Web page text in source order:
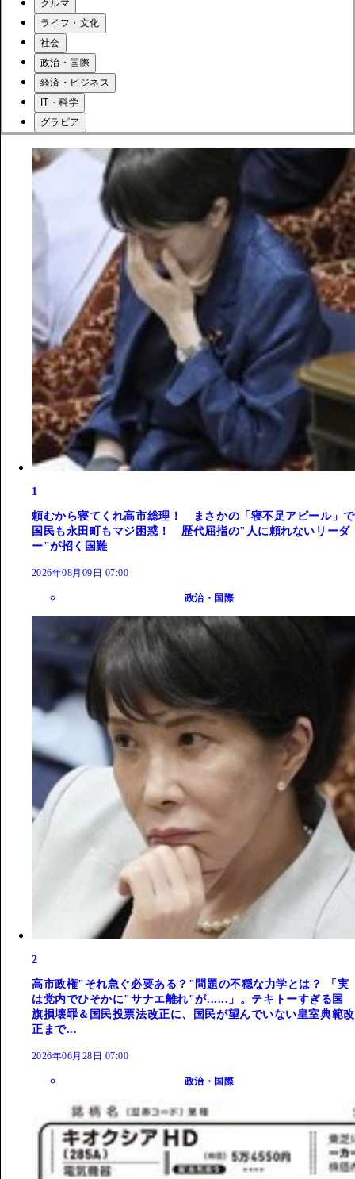
クルマ
ライフ・文化
社会
政治・国際
経済・ビジネス
IT・科学
グラビア
1
頼むから寝てくれ高市総理！ まさかの「寝不足アピール」で
国民も永田町もマジ困惑！ 歴代屈指の"人に頼れないリーダ
ー"が招く国難
2026年08月09日 07:00
政治・国際
2
高市政権"それ急ぐ必要ある？"問題の不穏な力学とは？ 「実
は党内でひそかに"サナエ離れ"が......」。テキトーすぎる国
旗損壊罪＆国民投票法改正に、国民が望んでいない皇室典範改
正まで...
2026年06月28日 07:00
政治・国際